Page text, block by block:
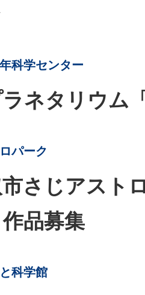
科学センター
ネタリウム
パーク
さじアスト
品募集
科学館